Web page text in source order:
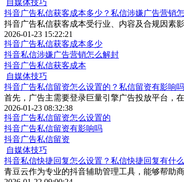
自媒体技巧
抖音广告私信获客成本多少？私信涉嫌广告营销
抖音广告私信获客成本受行业、内容及合规因素
2026-01-23 15:22:21
抖音广告私信获客成本多少
抖音私信涉嫌广告营销怎么解封
抖音广告私信获客成本
自媒体技巧
抖音广告私信留资怎么设置的？私信留资有影响吗
首先，广告主需要登录巨量引擎广告投放平台，
2026-01-23 08:32:38
抖音广告私信留资怎么设置的
抖音广告私信留资有影响吗
抖音广告私信留资
自媒体技巧
抖音私信快捷回复怎么设置？私信快捷回复有什
青豆云作为专业的抖音辅助管理工具，能够帮助